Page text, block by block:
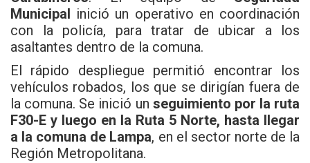
Municipal inició un operativo en coordinación
con la policía, para tratar de ubicar a los
asaltantes dentro de la comuna.
El rápido despliegue permitió encontrar los
vehículos robados, los que se dirigían fuera de
la comuna. Se inició un seguimiento por la ruta
F30-E y luego en la Ruta 5 Norte, hasta llegar
a la comuna de Lampa, en el sector norte de la
Región Metropolitana.